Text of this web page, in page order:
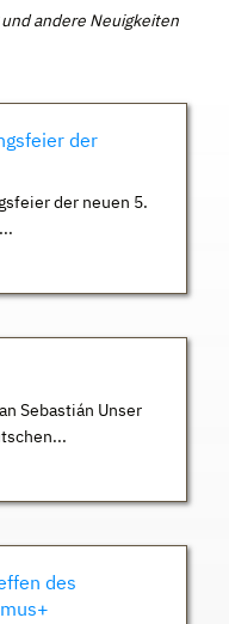
andere Neuigkeiten
der
der neuen 5.
Sebastián Unser
des